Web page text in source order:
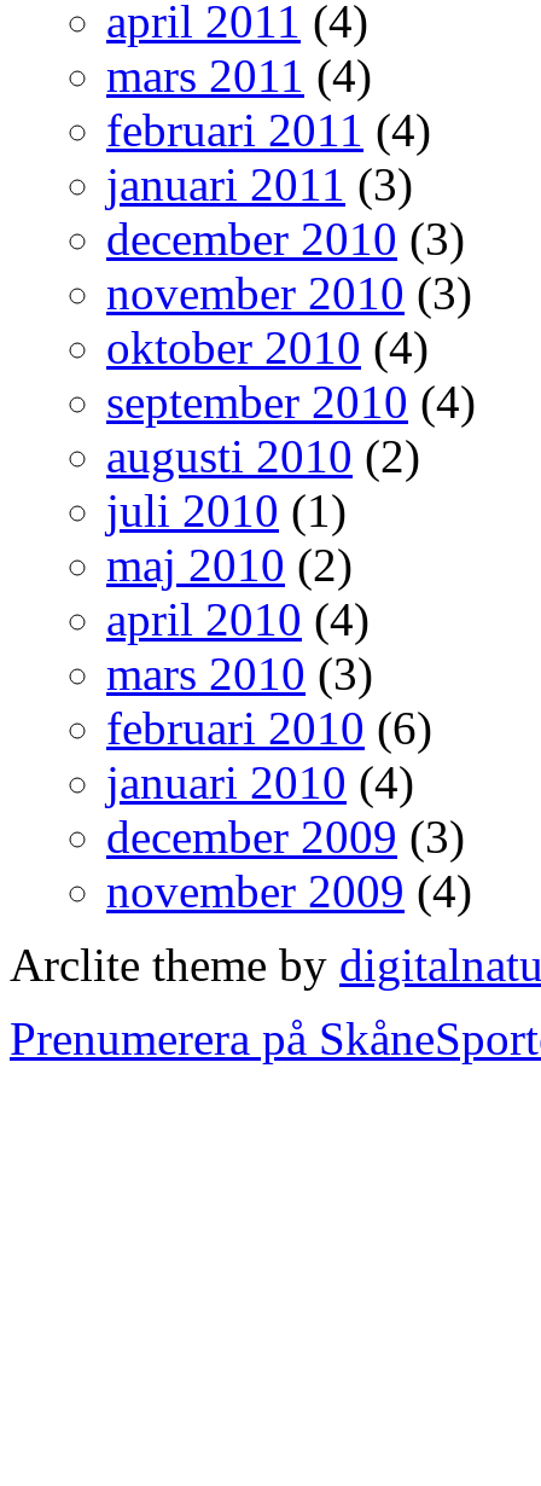
april 2011 (4)
mars 2011 (4)
februari 2011 (4)
januari 2011 (3)
december 2010 (3)
november 2010 (3)
oktober 2010 (4)
september 2010 (4)
augusti 2010 (2)
juli 2010 (1)
maj 2010 (2)
april 2010 (4)
mars 2010 (3)
februari 2010 (6)
januari 2010 (4)
december 2009 (3)
november 2009 (4)
Arclite theme by
Prenumerera på